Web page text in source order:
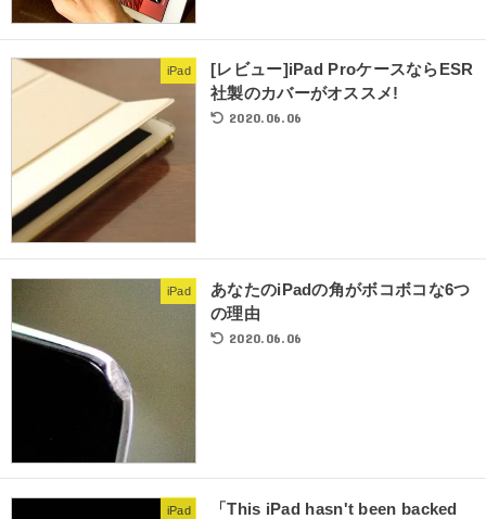
iPad
[レビュー]iPad ProケースならESR
社製のカバーがオススメ!
2020.06.06
iPad
あなたのiPadの角がボコボコな6つ
の理由
2020.06.06
iPad
「This iPad hasn't been backed